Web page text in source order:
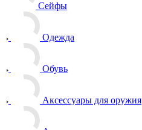
Сейфы
Одежда
Обувь
Аксессуары для оружия